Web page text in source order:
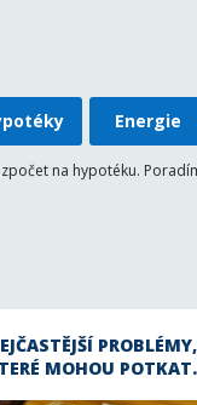
Energie
na hypotéku.
PROBLÉMY,
MOHOU